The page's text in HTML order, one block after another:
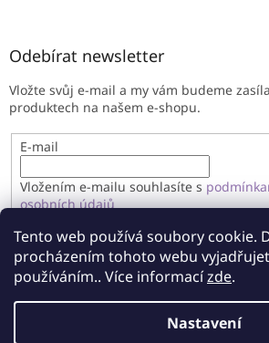
Tento web používá soubory cookie.
procházením tohoto webu
používáním.. Více informacízde.
Nastavení
Odebírat newsletter
Vložte svůj e-mail a my vám budeme
produktech na našem e-shopu.
E-mail
Vložením e-mailu souhlasíte s
osobních údajů
PŘIHLÁSIT SE
Vytvořil Shoptet